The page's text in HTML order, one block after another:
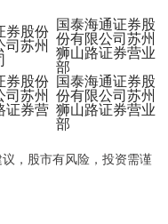
券股份
司苏州
国泰海通证券股
份有限公司苏州
狮山路证券营业
部
券股份
司苏州
证券营
国泰海通证券股
份有限公司苏州
狮山路证券营业
部
，股市有风险，投资需谨